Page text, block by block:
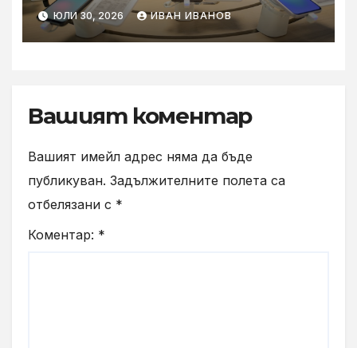
години
ЮЛИ 30, 2026 ИВАН ИВАНОВ
Вашият коментар
Вашият имейл адрес няма да бъде
публикуван. Задължителните полета са
отбелязани с *
Коментар: *